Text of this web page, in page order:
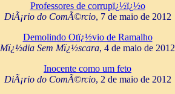
Professores de corrupï¿½ï¿½o
DiÃ¡rio do ComÃ©rcio, 7 de maio de 2012
Demolindo Otï¿½vio de Ramalho
Mï¿½dia Sem Mï¿½scara, 4 de maio de 2012
Inocente como um feto
DiÃ¡rio do ComÃ©rcio, 2 de maio de 2012